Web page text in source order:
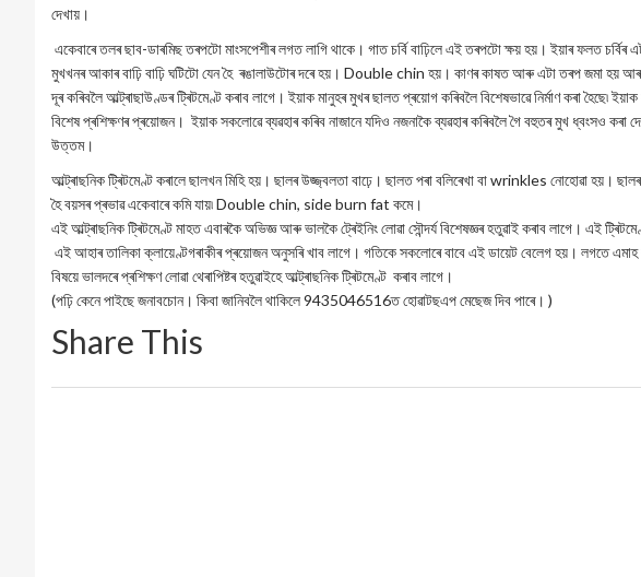
দেখায়।
একেবাৰে তলৰ ছাব-ডাৰমিছ তৰপটো মাংসপেশীৰ লগত লাগি থাকে। গাত চৰ্বি বাঢ়িলে এই তৰপটো ক্ষয় হয়। ইয়াৰ ফলত
মুখখনৰ আকাৰ বাঢ়ি বাঢ়ি ঘটিটো যেন হৈ ৰঙালাউটোৰ দৰে হয়। Double chin হয়। কাণৰ কাষত আৰু এটা তৰপ জমা হয়
দূৰ কৰিবলৈ আল্ট্ৰাছাউণ্ডৰ ট্ৰিটমেণ্ট কৰাব লাগে। ইয়াক মানুহৰ মুখৰ ছালত প্ৰয়োগ কৰিবলৈ বিশেষভাৱে নিৰ্মাণ কৰা হৈছে৷
বিশেষ প্ৰশিক্ষণৰ প্ৰয়োজন। ইয়াক সকলোৱে ব্যৱহাৰ কৰিব নাজানে যদিও নজনাকৈ ব্যৱহাৰ কৰিবলৈ গৈ বহুতৰ মুখ ধ্বংসও কৰা
উত্তম।
আল্ট্ৰাছনিক ট্ৰিটমেণ্ট কৰালে ছালখন মিহি হয়। ছালৰ উজ্জ্বলতা বাঢ়ে। ছালত পৰা বলিৰেখা বা wrinkles নোহোৱা
হৈ বয়সৰ প্ৰভাৱ একেবাৰে কমি যায়৷ Double chin, side burn fat কমে।
এই আল্ট্ৰাছনিক ট্ৰিটমেণ্ট মাহত এবাৰকৈ অভিজ্ঞ আৰু ভালকৈ ট্ৰেইনিং লোৱা সৌন্দৰ্য বিশেষজ্ঞৰ হতুৱাই কৰাব লাগে। এই
এই আহাৰ তালিকা ক্লায়েণ্টগৰাকীৰ প্ৰয়োজন অনুসৰি খাব লাগে। গতিকে সকলোৰে বাবে এই ডায়েট বেলেগ হয়। লগতে
বিষয়ে ভালদৰে প্ৰশিক্ষণ লোৱা থেৰাপিষ্টৰ হতুৱাইহে আল্ট্ৰাছনিক ট্ৰিটমেণ্ট কৰাব লাগে।
(পঢ়ি কেনে পাইছে জনাবচোন। কিবা জানিবলৈ থাকিলে 9435046516ত হোৱাটছএপ মেছেজ দিব পাৰে। )
Share This